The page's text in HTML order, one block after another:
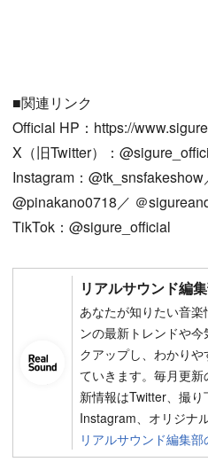
■関連リンク
Official HP：https://
X（旧Twitter）：
Instagram：
@pinakano0718／ ＠
TikTok：@sigure_official
リアルサウンド編
あなたが知りたい音
ンの最新トレンドや
クアップし、わかり
ていきます。毎月更
新情報はTwitter、撮
Instagram、オリジナ
リアルサウンド編集